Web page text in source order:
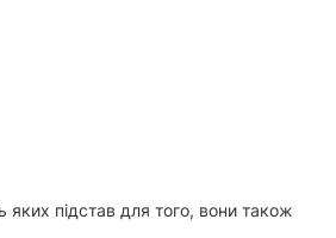
підстав для того, вони також